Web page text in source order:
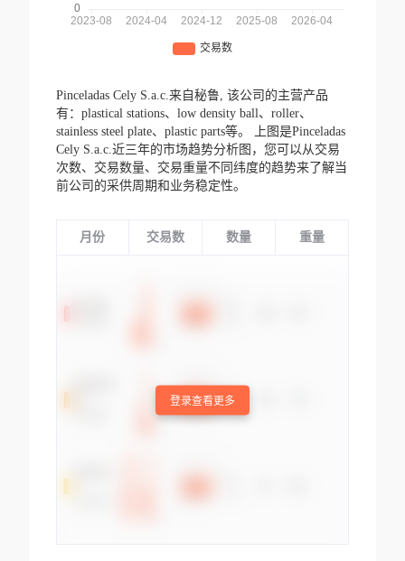
Pinceladas Cely S.a.c.来自秘鲁, 该公司的主营产品
有：plastical stations、low density ball、roller、
stainless steel plate、plastic parts等。
上图是Pinceladas
Cely S.a.c.近三年的市场趋势分析图，您可以从交易
次数、交易数量、交易重量不同纬度的趋势来了解当
前公司的采供周期和业务稳定性。
月份 交易数 数量 重量
登录查看更多